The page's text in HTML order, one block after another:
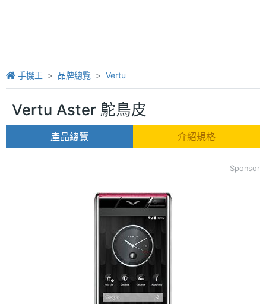
手機王 品牌總覽 Vertu
Vertu Aster 鴕鳥皮
產品總覽 介紹規格
Sponsor